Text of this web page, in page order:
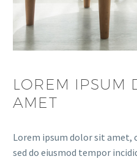
LOREM IPSUM
AMET
Lorem ipsum dolor sit amet,
sed do eiusmod tempor